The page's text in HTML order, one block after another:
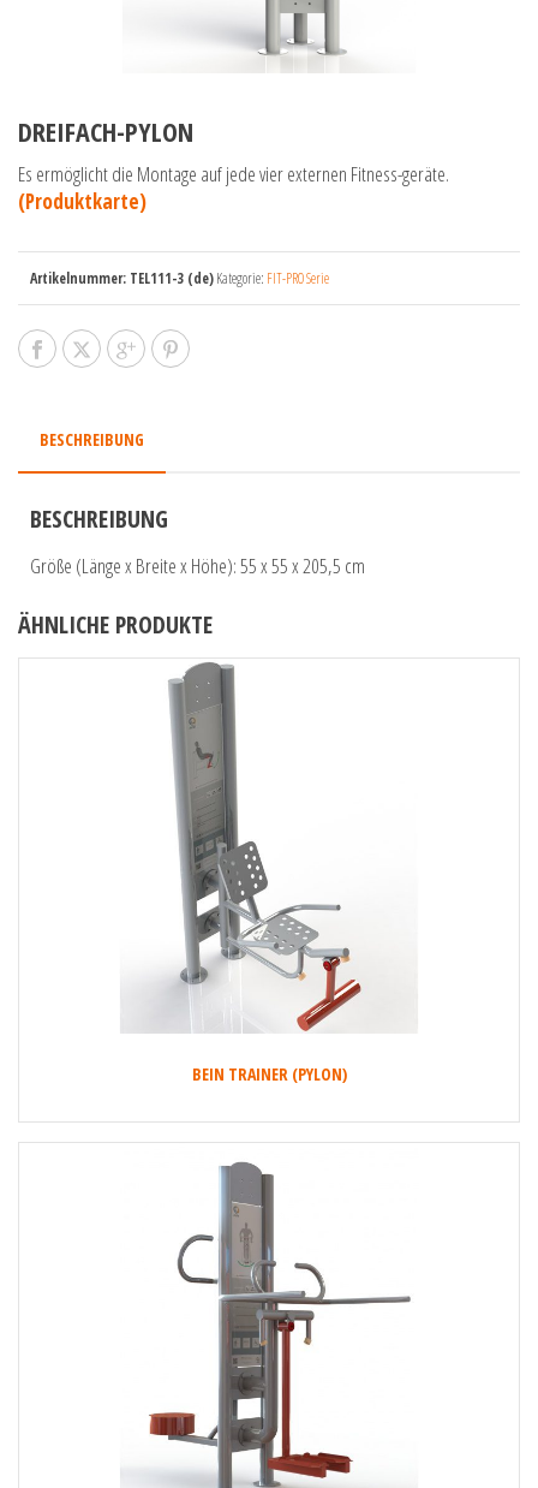
DREIFACH-PYLON
Es ermöglicht die Montage auf jede vier externen Fitness-geräte.
(Produktkarte)
Artikelnummer: TEL111-3 (de)Kategorie: FIT-PRO Serie
BESCHREIBUNG
BESCHREIBUNG
Größe (Länge x Breite x Höhe): 55 x 55 x 205,5 cm
ÄHNLICHE PRODUKTE
BEIN TRAINER (PYLON)